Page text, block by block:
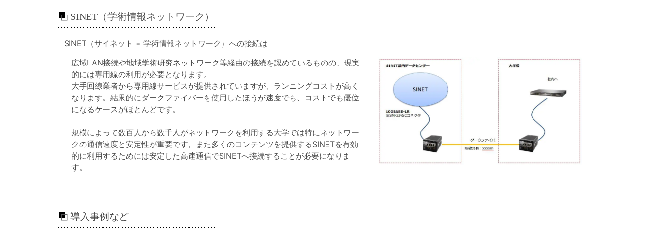
SINET（学術情報ネットワーク）
SINET（サイネット = 学術情報ネットワーク）への接続は
広域LAN接続や地域学術研究ネットワーク等経由の接続を認めているものの、現実
的には専用線の利用が必要となります。
大手回線業者から専用線サービスが提供されていますが、ランニングコストが高く
なります。結果的にダークファイバーを使用したほうが速度でも、コストでも優位
になるケースがほとんどです。
規模によって数百人から数千人がネットワークを利用する大学では特にネットワー
クの通信速度と安定性が重要です。また多くのコンテンツを提供するSINETを有効
的に利用するためには安定した高速通信でSINETへ接続することが必要になりま
す。
導入事例など